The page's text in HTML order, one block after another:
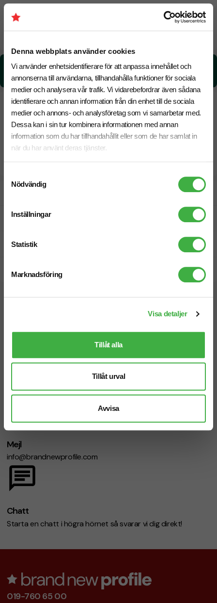
Denna webbplats använder cookies
Vi använder enhetsidentifierare för att anpassa innehållet och
annonserna till användarna, tillhandahålla funktioner för sociala
medier och analysera vår trafik. Vi vidarebefordrar även sådana
identifierare och annan information från din enhet till de sociala
medier och annons- och analysföretag som vi samarbetar med.
Dessa kan i sin tur kombinera informationen med annan
information som du har tillhandahållit eller som de har samlat in
när du har använt deras tjänster.
Nödvändig
Inställningar
Statistik
Marknadsföring
Visa detaljer
Tillåt alla
Tillåt urval
Avvisa
Beräknad leveranstid: 6 arbetsdagar
CO₂e -avtryck:
0,57913950429497 kg CO₂e / per styck
Fri offert
Prisgaranti
Snabb leverans
Telefon: 019-760 65 00
Mån-fre 08.30 - 17.00
Mejl
info@brandnewprofile.com
Chatt
Starta en chatt i högra hörnet så svarar vi dig direkt!
019-760 65 00